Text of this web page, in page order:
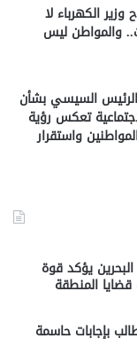
الكهرباء لا
والمواطن ليس
السيسي بشأن
تعكس رؤية
واستقرار
يؤكد قوة
قضايا المنطقة
بإجابات حاسمة